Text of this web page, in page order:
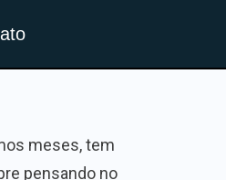
meses, tem
pensando no